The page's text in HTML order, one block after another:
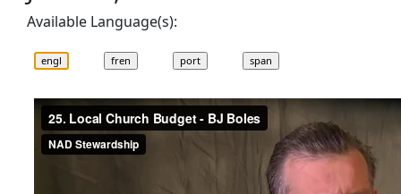
Available Language(s):